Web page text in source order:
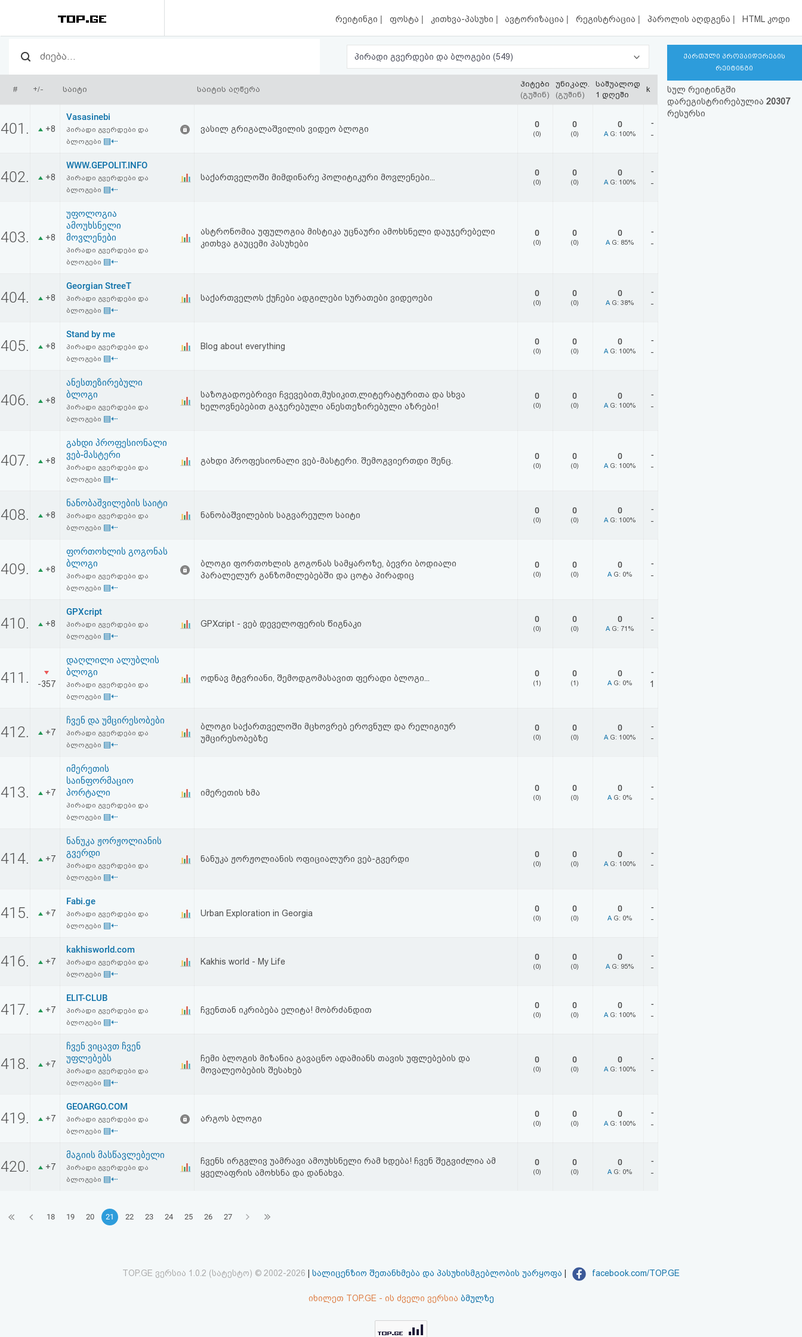
რეიტინგი | ფოსტა | კითხვა-პასუხი | ავტორიზაცია | რეგისტრაცია | პაროლის აღდგენა | HTML კოდი
რეიტინგი
(მთავარი)
ფოსტა
კითხვა-
ავტორიზაცია
რეგისტრაცია
პაროლის
სალიცენზიო
შეთანხმება
და
პირადი გვერდები და ბლოგები (549)
# +/- საიტი საიტის აღწერა
ჰიტები
(გუშინ)
უნიკალ.
(გუშინ)
საშუალოდ
1 დღეში
k
401. +8
Vasasinebi
პირადი გვერდები და
ბლოგები ▤⇠
ვასილ გრიგალაშვილის ვიდეო ბლოგი 0
(0)
0
(0)
0
A G: 100%
-
-
402. +8
WWW.GEPOLIT.INFO
პირადი გვერდები და
ბლოგები ▤⇠
საქართველოში მიმდინარე პოლიტიკური მოვლენები... 0
(0)
0
(0)
0
A G: 100%
-
-
403. +8
უფოლოგია
ამოუხსნელი
მოვლენები
პირადი გვერდები და
ბლოგები ▤⇠
ასტრონომია უფულოგია მისტიკა უცნაური ამოხსნელი დაუჯერებელი
კითხვა გაუცემი პასუხები
0
(0)
0
(0)
0
A G: 85%
-
-
404. +8
Georgian StreeT
პირადი გვერდები და
ბლოგები ▤⇠
საქართველოს ქუჩები ადგილები სურათები ვიდეოები 0
(0)
0
(0)
0
A G: 38%
-
-
405. +8
Stand by me
პირადი გვერდები და
ბლოგები ▤⇠
Blog about everything 0
(0)
0
(0)
0
A G: 100%
-
-
406. +8
ანესთეზირებული
ბლოგი
პირადი გვერდები და
ბლოგები ▤⇠
საზოგადოებრივი ჩვევებით,მუსიკით,ლიტერატურითა და სხვა
ხელოვნებებით გაჯერებული ანესთეზირებული აზრები!
0
(0)
0
(0)
0
A G: 100%
-
-
407. +8
გახდი პროფესიონალი
ვებ-მასტერი
პირადი გვერდები და
ბლოგები ▤⇠
გახდი პროფესიონალი ვებ-მასტერი. შემოგვიერთდი შენც. 0
(0)
0
(0)
0
A G: 100%
-
-
408. +8
ნანობაშვილების საიტი
პირადი გვერდები და
ბლოგები ▤⇠
ნანობაშვილების საგვარეულო საიტი 0
(0)
0
(0)
0
A G: 100%
-
-
409. +8
ფორთოხლის გოგონას
ბლოგი
პირადი გვერდები და
ბლოგები ▤⇠
ბლოგი ფორთოხლის გოგონას სამყაროზე, ბევრი ბოდიალი
პარალელურ განზომილებებში და ცოტა პირადიც
0
(0)
0
(0)
0
A G: 0%
-
-
410. +8
GPXcript
პირადი გვერდები და
ბლოგები ▤⇠
GPXcript - ვებ დეველოფერის წიგნაკი 0
(0)
0
(0)
0
A G: 71%
-
-
411. -357
დაღლილი ალუბლის
ბლოგი
პირადი გვერდები და
ბლოგები ▤⇠
ოდნავ მტვრიანი, შემოდგომასავით ფერადი ბლოგი... 0
(1)
0
(1)
0
A G: 0%
-
1
412. +7
ჩვენ და უმცირესობები
პირადი გვერდები და
ბლოგები ▤⇠
ბლოგი საქართველოში მცხოვრებ ეროვნულ და რელიგიურ
უმცირესობებზე
0
(0)
0
(0)
0
A G: 100%
-
-
413. +7
იმერეთის
საინფორმაციო
პორტალი
პირადი გვერდები და
ბლოგები ▤⇠
იმერეთის ხმა 0
(0)
0
(0)
0
A G: 0%
-
-
414. +7
ნანუკა ჟორჟოლიანის
გვერდი
პირადი გვერდები და
ბლოგები ▤⇠
ნანუკა ჟორჟოლიანის ოფიციალური ვებ-გვერდი 0
(0)
0
(0)
0
A G: 100%
-
-
415. +7
Fabi.ge
პირადი გვერდები და
ბლოგები ▤⇠
Urban Exploration in Georgia 0
(0)
0
(0)
0
A G: 0%
-
-
416. +7
kakhisworld.com
პირადი გვერდები და
ბლოგები ▤⇠
Kakhis world - My Life 0
(0)
0
(0)
0
A G: 95%
-
-
417. +7
ELIT-CLUB
პირადი გვერდები და
ბლოგები ▤⇠
ჩვენთან იკრიბება ელიტა! მობრძანდით 0
(0)
0
(0)
0
A G: 100%
-
-
418. +7
ჩვენ ვიცავთ ჩვენ
უფლებებს
პირადი გვერდები და
ბლოგები ▤⇠
ჩემი ბლოგის მიზანია გავაცნო ადამიანს თავის უფლებების და
მოვალეობების შესახებ
0
(0)
0
(0)
0
A G: 100%
-
-
419. +7
GEOARGO.COM
პირადი გვერდები და
ბლოგები ▤⇠
არგოს ბლოგი 0
(0)
0
(0)
0
A G: 100%
-
-
420. +7
მაგიის მასწავლებელი
პირადი გვერდები და
ბლოგები ▤⇠
ჩვენს ირგვლივ უამრავი ამოუხსნელი რამ ხდება! ჩვენ შეგვიძლია ამ
ყველაფრის ამოხსნა და დანახვა.
0
(0)
0
(0)
0
A G: 0%
-
-
18 19 20 21 22 23 24 25 26 27
ქართული პროვაიდერების
რეიტინგი
სულ რეიტინგში
დარეგისტრირებულია 20307
რესურსი
TOP.GE ვერსია 1.0.2 (სატესტო) © 2002-2026 სალიცენზიო შეთანხმება და პასუხისმგებლობის უარყოფა facebook.com/TOP.GE
იხილეთ TOP.GE - ის ძველი ვერსია ბმულზე